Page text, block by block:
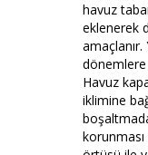
havuz
eklenerek
amaçlanır.
Havuz
iklimine